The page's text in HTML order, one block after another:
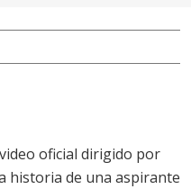
oficial dirigido por
historia de una aspirante